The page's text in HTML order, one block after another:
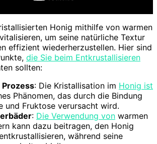
Honig mithilfe von warmen
um seine natürliche Textur
effizient wiederherzustellen. Hier sind
die Sie beim Entkrustallisieren
sollten:
: Die Kristallisation im Honig ist
Phänomen, das durch die Bindung
und Fruktose verursacht wird.
: Die Verwendung von warmen
kann dazu beitragen, den Honig
während seine